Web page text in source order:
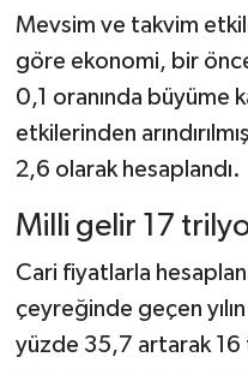
Mevsim ve takvim
göre ekonomi, bir
0,1 oranında büyüme
etkilerinden
2,6 olarak hesaplandı.
Milli gelir 17
Cari fiyatlarla
çeyreğinde geçen
yüzde 35,7 artarak